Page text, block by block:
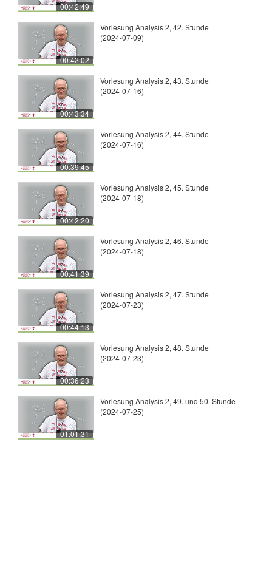
00:42:49
00:42:02
Vorlesung Analysis 2, 42. Stunde
(2024-07-09)
00:43:34
Vorlesung Analysis 2, 43. Stunde
(2024-07-16)
00:39:45
Vorlesung Analysis 2, 44. Stunde
(2024-07-16)
00:42:20
Vorlesung Analysis 2, 45. Stunde
(2024-07-18)
00:41:39
Vorlesung Analysis 2, 46. Stunde
(2024-07-18)
00:44:13
Vorlesung Analysis 2, 47. Stunde
(2024-07-23)
00:36:23
Vorlesung Analysis 2, 48. Stunde
(2024-07-23)
01:01:31
Vorlesung Analysis 2, 49. und 50. Stunde
(2024-07-25)